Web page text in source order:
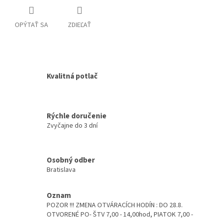
OPÝTAŤ SA ZDIEĽAŤ
Kvalitná potlač
Rýchle doručenie
Zvyčajne do 3 dní
Osobný odber
Bratislava
Oznam
POZOR !!! ZMENA OTVÁRACÍCH HODÍN : DO 28.8.
OTVORENÉ PO- ŠTV 7,00 - 14,00hod, PIATOK 7,00 -